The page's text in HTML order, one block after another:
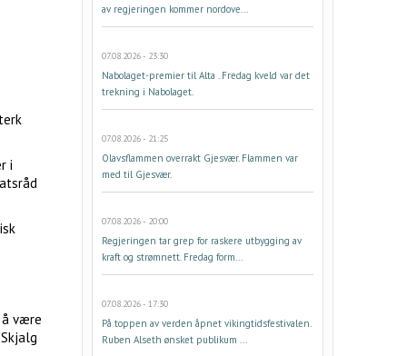
i
å være
av regjeringen kommer nordove...
07.08.2026 - 23:30
Nabolaget-premier til Alta . Fredag kveld var det
trekning i Nabolaget.
07.08.2026 - 21:25
Olavsflammen overrakt Gjesvær. Flammen var
med til Gjesvær.
07.08.2026 - 20:00
Regjeringen tar grep for raskere utbygging av
kraft og strømnett. Fredag form...
07.08.2026 - 17:30
På toppen av verden åpnet vikingtidsfestivalen.
Ruben Alseth ønsket publikum ...